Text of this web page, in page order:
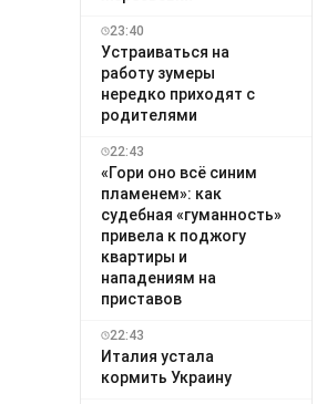
23:40
Устраиваться на
работу зумеры
нередко приходят с
родителями
22:43
«Гори оно всё синим
пламенем»: как
судебная «гуманность»
привела к поджогу
квартиры и
нападениям на
приставов
22:43
Италия устала
кормить Украину